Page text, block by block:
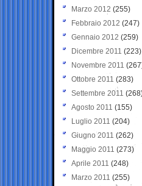
Marzo 2012 (255)
Febbraio 2012 (247)
Gennaio 2012 (259)
Dicembre 2011 (223)
Novembre 2011
Ottobre 2011 (283)
Settembre 2011
Agosto 2011 (155)
Luglio 2011 (204)
Giugno 2011 (262)
Maggio 2011 (273)
Aprile 2011 (248)
Marzo 2011 (255)